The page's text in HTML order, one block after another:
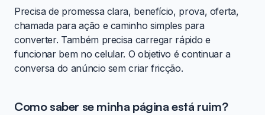
Precisa de promessa clara, benefício, prova, oferta,
chamada para ação e caminho simples para
converter. Também precisa carregar rápido e
funcionar bem no celular. O objetivo é continuar a
conversa do anúncio sem criar fricção.
Como saber se minha página está ruim?